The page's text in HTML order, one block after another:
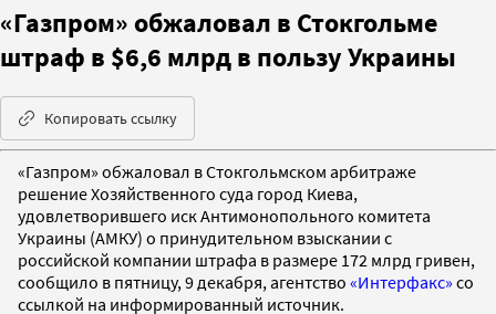
«Газпром» обжаловал в Стокгольме
штраф в $6,6 млрд в пользу Украины
Копировать ссылку
«Газпром» обжаловал в Стокгольмском арбитраже
решение Хозяйственного суда город Киева,
удовлетворившего иск Антимонопольного комитета
Украины (АМКУ) о принудительном взыскании с
российской компании штрафа в размере 172 млрд гривен,
сообщило в пятницу, 9 декабря, агентство «Интерфакс» со
ссылкой на информированный источник.